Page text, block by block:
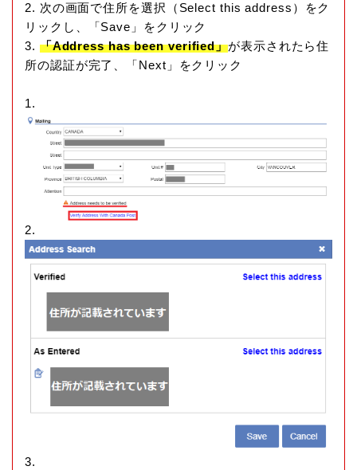
2. 次の画面で住所を選択（Select this address）をク
リックし、「Save」をクリック
3. 「Address has been verified」が表示されたら住
所の認証が完了、「Next」をクリック
1.
2.
3.